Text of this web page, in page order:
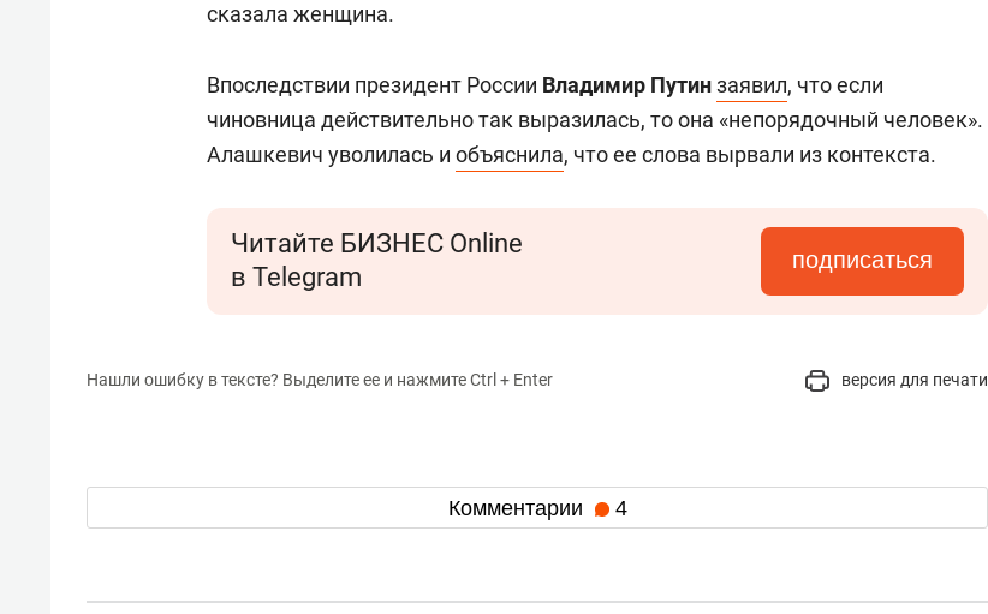
сказала женщина.
Впоследствии президент России Владимир Путинзаявил, что если
чиновница действительно так выразилась, то она «непорядочный человек».
Алашкевич уволилась и объяснила, что ее слова вырвали из контекста.
Читайте БИЗНЕС Online
в Telegram
подписаться
Нашли ошибку в тексте? Выделите ее и нажмите Ctrl + Enter версия для печати
Комментарии 4